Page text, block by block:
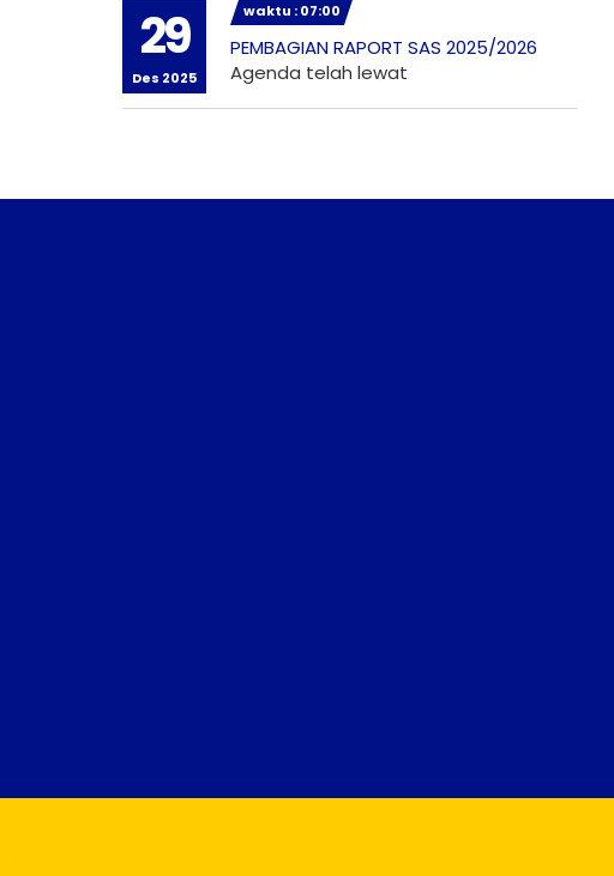
29
Des 2025
waktu : 07:00
PEMBAGIAN RAPORT SAS 2025/2026
Agenda telah lewat